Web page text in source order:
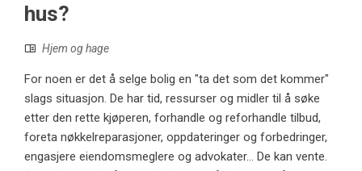
hus?
Hjem og hage
For noen er det å selge bolig en "ta det som det kommer"
slags situasjon. De har tid, ressurser og midler til å søke
etter den rette kjøperen, forhandle og reforhandle tilbud,
foreta nøkkelreparasjoner, oppdateringer og forbedringer,
engasjere eiendomsmeglere og advokater... De kan vente.